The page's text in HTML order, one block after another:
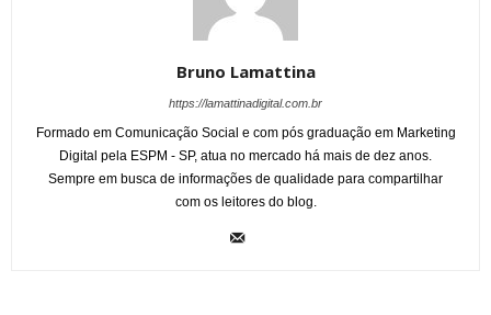
Bruno Lamattina
https://lamattinadigital.com.br
Formado em Comunicação Social e com pós graduação em Marketing
Digital pela ESPM - SP, atua no mercado há mais de dez anos.
Sempre em busca de informações de qualidade para compartilhar
com os leitores do blog.